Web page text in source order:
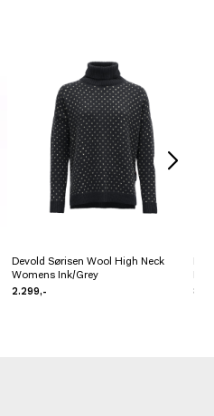
Devold Sørisen Wool High Neck
Womens Ink/Grey
2.299,-